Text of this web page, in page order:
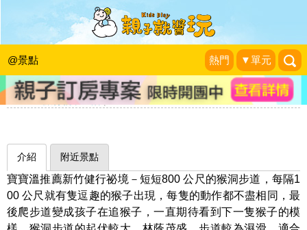
@景點 熱門 ▼單元
《超人爸比征服全台玩100》石壁碰出
一線天，猴子玩耍爬山趣！北埔猴洞步
道
bobowin旅行親子生活 |
介紹 附近景點
寶寶溫推薦新竹健行祕境－短短800 公尺的猴洞步道，每隔1
00 公尺就有隻逗趣的猴子出現，每隻的動作都不盡相同，最
後爬步道變成孩子在追猴子，一直期待看到下一隻猴子的模